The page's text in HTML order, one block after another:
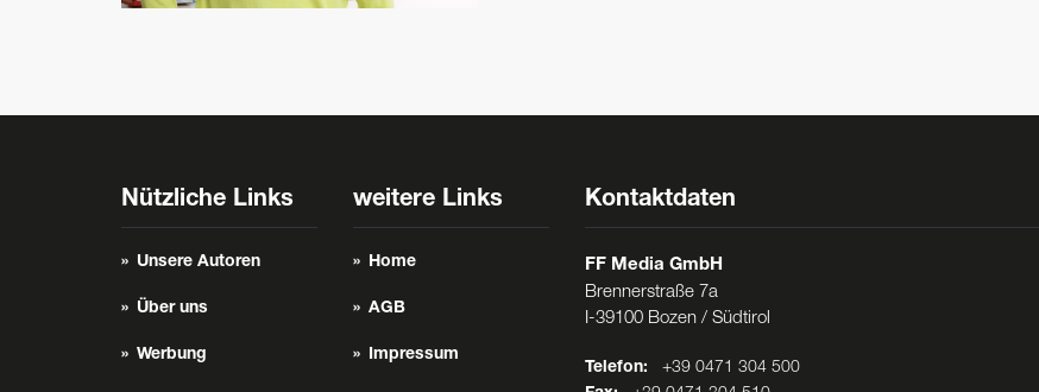
Nützliche Links
Unsere Autoren
Über uns
Werbung
weitere Links
Home
AGB
Impressum
Kontaktdaten
FF Media GmbH
Brennerstraße 7a
I-39100 Bozen / Südtirol
Telefon: +39 0471 304 500